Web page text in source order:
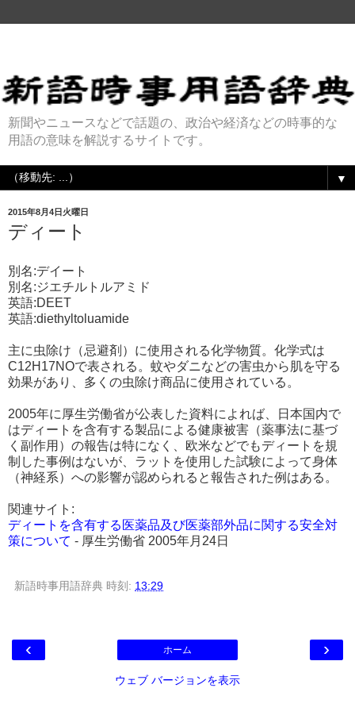
新聞やニュースなどで話題の、政治や経済などの時事的な
用語の意味を解説するサイトです。
▼
2015年8月4日火曜日
ディート
別名:デイート
別名:ジエチルトルアミド
英語:DEET
英語:diethyltoluamide
主に虫除け（忌避剤）に使用される化学物質。化学式は
C12H17NOで表される。蚊やダニなどの害虫から肌を守る
効果があり、多くの虫除け商品に使用されている。
2005年に厚生労働省が公表した資料によれば、日本国内で
はディートを含有する製品による健康被害（薬事法に基づ
く副作用）の報告は特になく、欧米などでもディートを規
制した事例はないが、ラットを使用した試験によって身体
（神経系）への影響が認められると報告された例はある。
関連サイト:
ディートを含有する医薬品及び医薬部外品に関する安全対
策について - 厚生労働省 2005年月24日
新語時事用語辞典 時刻: 13:29
‹ ›
ホーム
ウェブ バージョンを表示